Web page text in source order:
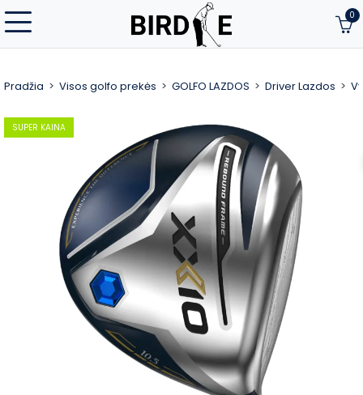
0
Pradžia Visos golfo prekės GOLFO LAZDOS Driver Lazdos
SUPER KAINA